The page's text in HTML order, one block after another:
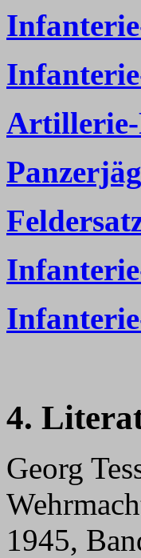
Artillerie-
4.
Georg
1945,